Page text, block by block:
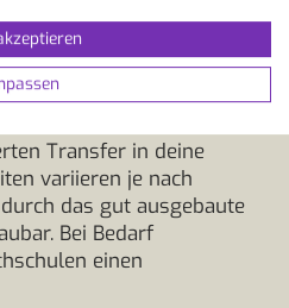
allem für internationale
während Teneriffa Nord
Festland vernetzt
du je nach Lage
Transfer in deine
variieren je nach
das gut ausgebaute
Bei Bedarf
einen